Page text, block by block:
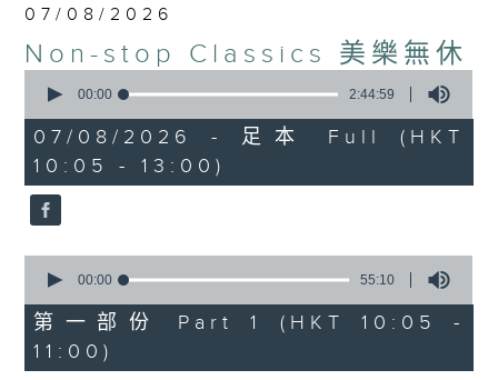
07/08/2026
Non-stop Classics 美樂無休
seconds
2
hours,
44
minutes,
59
seconds
00:00 2:44:59
07/08/2026 - 足本 Full (HKT
10:05 - 13:00)
seconds
55
minutes,
10
seconds
00:00 55:10
第一部份 Part 1 (HKT 10:05 -
11:00)